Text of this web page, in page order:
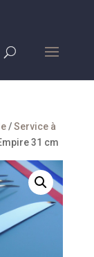
/Service à
31 cm